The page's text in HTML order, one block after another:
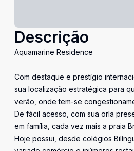
Descrição
Aquamarine Residence
Com destaque e prestígio
sua localização estratégica para
verão, onde tem-se
De fácil acesso, com sua orla
em família, cada vez mais a praia
Hoje possui, desde colégios